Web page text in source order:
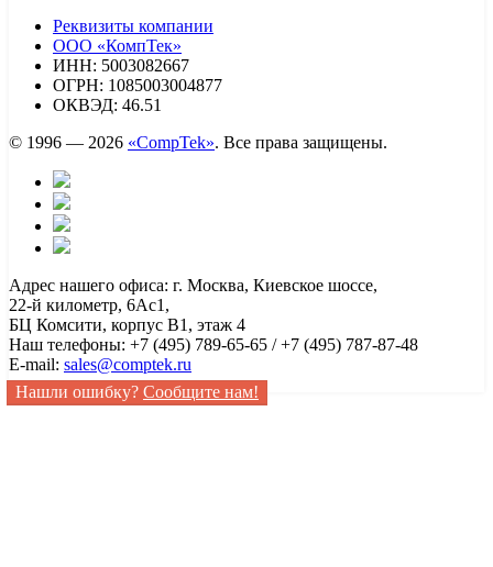
Реквизиты компании
ООО «КомпТек»
ИНН: 5003082667
ОГРН: 1085003004877
ОКВЭД: 46.51
© 1996 — 2026 «CompTek». Все права защищены.
Адрес нашего офиса: г. Москва, Киевское шоссе,
22-й километр, 6Ас1,
БЦ Комсити, корпус B1, этаж 4
Наш телефоны: +7 (495) 789-65-65 / +7 (495) 787-87-48
E-mail: sales@comptek.ru
Нашли ошибку? Сообщите нам!